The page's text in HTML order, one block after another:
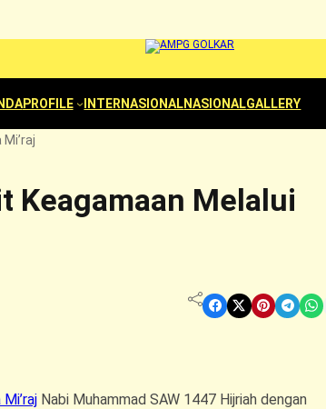
PROFILE INTERNASIONALNASIONALGALLERY
Keagamaan Melalui
Share on Facebook Share on X Share on Pinterest Share on Telegram Share on WhatsApp
Nabi Muhammad SAW 1447 Hijriah dengan